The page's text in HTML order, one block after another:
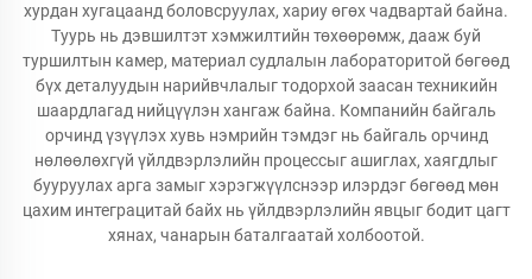
хурдан хугацаанд боловсруулах, хариу өгөх чадвартай байна.
Туурь нь дэвшилтэт хэмжилтийн төхөөрөмж, дааж буй
туршилтын камер, материал судлалын лабораторитой бөгөөд
бүх деталуудын нарийвчлалыг тодорхой заасан техникийн
шаардлагад нийцүүлэн хангаж байна. Компанийн байгаль
орчинд үзүүлэх хувь нэмрийн тэмдэг нь байгаль орчинд
нөлөөлөхгүй үйлдвэрлэлийн процессыг ашиглах, хаягдлыг
бууруулах арга замыг хэрэгжүүлснээр илэрдэг бөгөөд мөн
цахим интеграцитай байх нь үйлдвэрлэлийн явцыг бодит цагт
хянах, чанарын баталгаатай холбоотой.